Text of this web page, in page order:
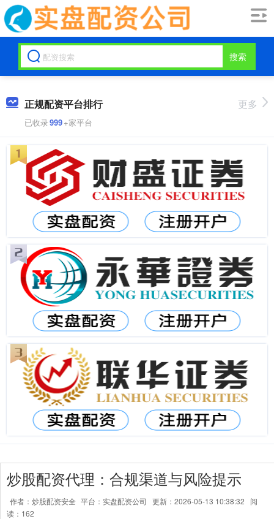
搜索
正规配资平台排行
已收录999+家平台
更多
炒股配资代理：合规渠道与风险提示
作者：炒股配资安全 平台：实盘配资公司 更新：2026-05-13 10:38:32
阅
读：162